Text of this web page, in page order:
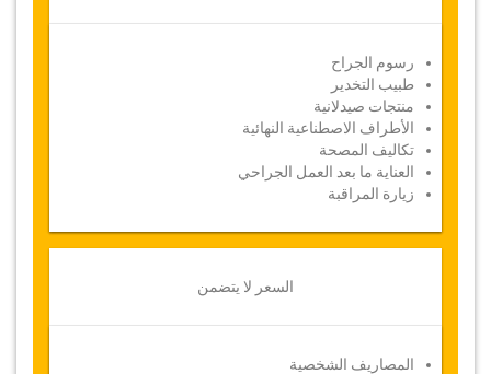
رسوم الجراح
طبيب التخدير
منتجات صيدلانية
الأطراف الاصطناعية النهائية
تكاليف المصحة
العناية ما بعد العمل الجراحي
زيارة المراقبة
السعر لا يتضمن
المصاريف الشخصية